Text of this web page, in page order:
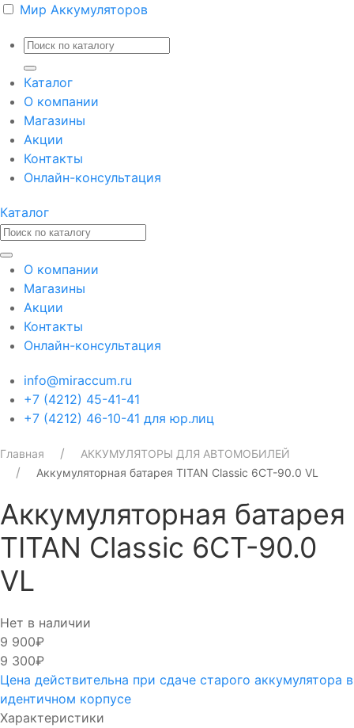
Мир Аккумуляторов
Каталог
О компании
Магазины
Акции
Контакты
Онлайн-консультация
Каталог
О компании
Магазины
Акции
Контакты
Онлайн-консультация
info@miraccum.ru
+7 (4212) 45-41-41
+7 (4212) 46-10-41 для юр.лиц
Главная
АККУМУЛЯТОРЫ ДЛЯ АВТОМОБИЛЕЙ
Аккумуляторная батарея TITAN Classic 6CT-90.0 VL
Аккумуляторная батарея
TITAN Classic 6CT-90.0
VL
Нет в наличии
9 900₽
9 300₽
Цена действительна при сдаче старого аккумулятора в
идентичном корпусе
Характеристики